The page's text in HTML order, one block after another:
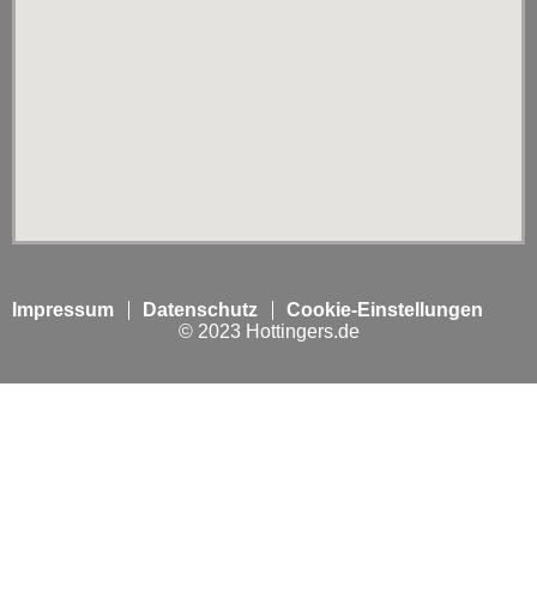
Impressum Datenschutz
Cookie-Einstellungen
© 2023 Hottingers.de